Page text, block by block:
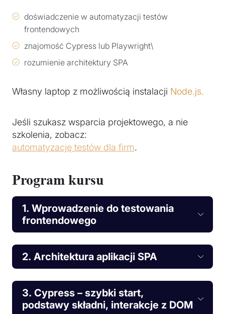
doświadczenie w automatyzacji testów
frontendowych
znajomość Cypress lub Playwright\
rozumienie architektury SPA
Własny laptop z możliwością instalacji Node.js.
Jeśli szukasz wsparcia projektowego, a nie
szkolenia, zobacz:
automatyzację testów dla firm.
Program kursu
1. Wprowadzenie do testowania
frontendowego
2. Architektura aplikacji SPA
3. Cypress – szybki start,
podstawy składni, interakcje z DOM